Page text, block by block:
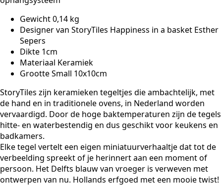
Gewicht 0,14 kg
Designer van StoryTiles Happiness in a basket Esther
Sepers
Dikte 1cm
Materiaal Keramiek
Grootte Small 10x10cm
StoryTiles zijn keramieken tegeltjes die ambachtelijk, met
de hand en in traditionele ovens, in Nederland worden
vervaardigd. Door de hoge baktemperaturen zijn de tegels
hitte- en waterbestendig en dus geschikt voor keukens en
badkamers.
Elke tegel vertelt een eigen miniatuurverhaaltje dat tot de
verbeelding spreekt of je herinnert aan een moment of
persoon. Het Delfts blauw van vroeger is verweven met
ontwerpen van nu. Hollands erfgoed met een mooie twist!